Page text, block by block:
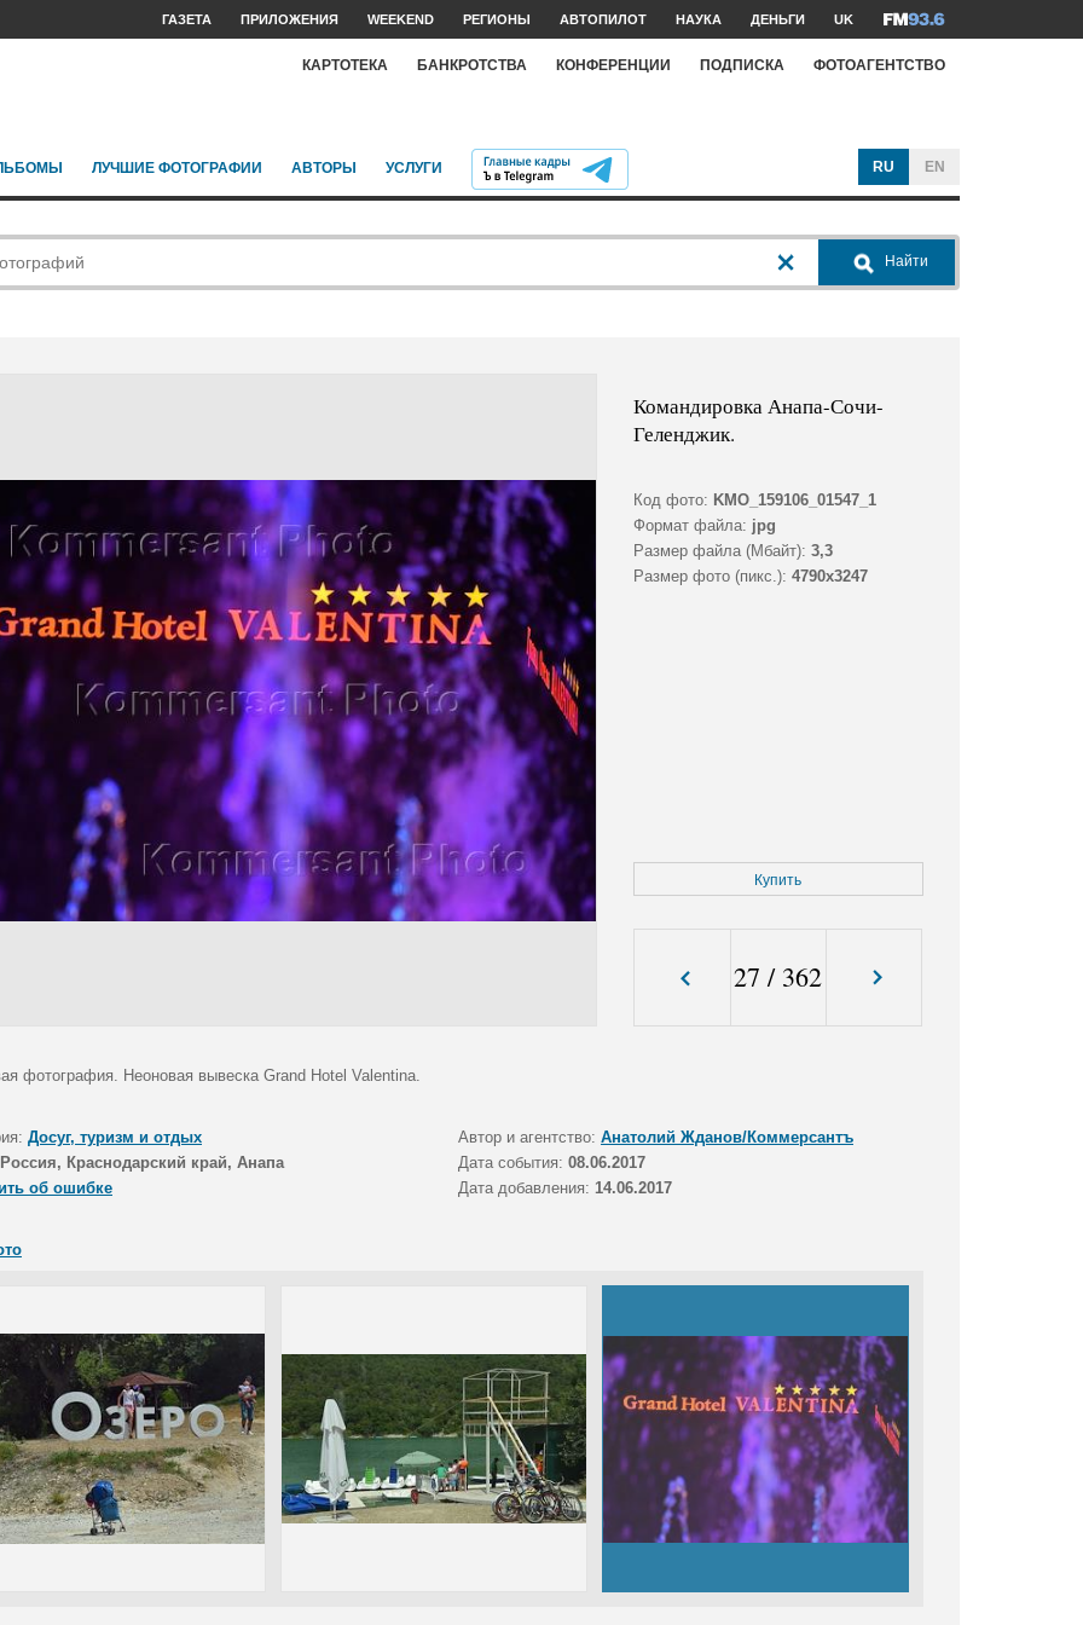
ГАЗЕТА ПРИЛОЖЕНИЯ WEEKEND РЕГИОНЫ АВТОПИЛОТ НАУКА ДЕНЬГИ UK
КАРТОТЕКА БАНКРОТСТВА КОНФЕРЕНЦИИ ПОДПИСКА ФОТОАГЕНТСТВО
ЛУЧШИЕ ФОТОГРАФИИ АВТОРЫ УСЛУГИ RU EN
Найти
Командировка Анапа-Сочи-
Геленджик.
Код фото: KMO_159106_01547_1
Формат файла: jpg
Размер файла (Мбайт): 3,3
Размер фото (пикс.): 4790x3247
Купить
27 / 362
фотография. Неоновая вывеска Grand Hotel Valentina.
Досуг, туризм и отдых Автор и агентство: Анатолий Жданов/Коммерсантъ
Россия, Краснодарский край, Анапа Дата события: 08.06.2017
об ошибке
Дата добавления: 14.06.2017